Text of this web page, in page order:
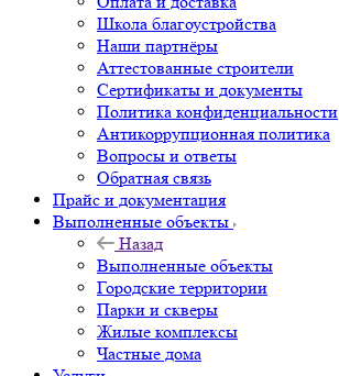
Школа благоустройства
Наши партнёры
Аттестованные строители
Сертификаты и документы
Политика конфиденциальности
Антикоррупционная политика
Вопросы и ответы
Обратная связь
Прайс и документация
Выполненные объекты
Назад
Выполненные объекты
Городские территории
Парки и скверы
Жилые комплексы
Частные дома